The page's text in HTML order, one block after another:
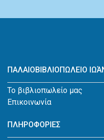
ΠΑΛΑΙΟΒΙΒΛΙΟΠΩΛΕΙΟ
Το βιβλιοπωλείο μας
Επικοινωνία
ΠΛΗΡΟΦΟΡΙΕΣ